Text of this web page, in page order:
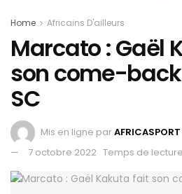
Home Africains D'ailleurs
Marcato : Gaël
son come-
SC
Mis en ligne parAFRICASPORT
7 octobre 2022 Temps de